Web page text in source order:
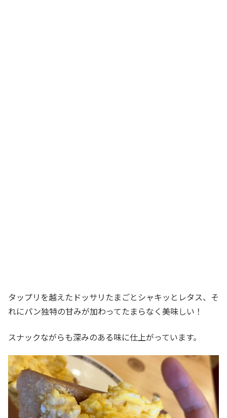
タップリを越えたドッサリたまごとシャキッとレタス、そ
れにパン独特の甘みが加わってたまらなく美味しい！
スナックながらも深みのある味に仕上がっています。